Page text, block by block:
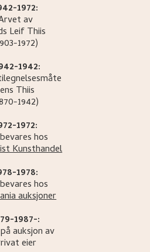
1972:
av
Leif Thiis
1972)
1942:
Thiis
1942)
1972:
hos
Kunsthandel
1978:
hos
auksjoner
1987-:
auksjon av
eier